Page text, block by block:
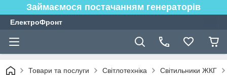
Займаємося постачанням генераторів
ЕлектроФронт
Товари та послуги Світлотехніка Світильники ЖКГ